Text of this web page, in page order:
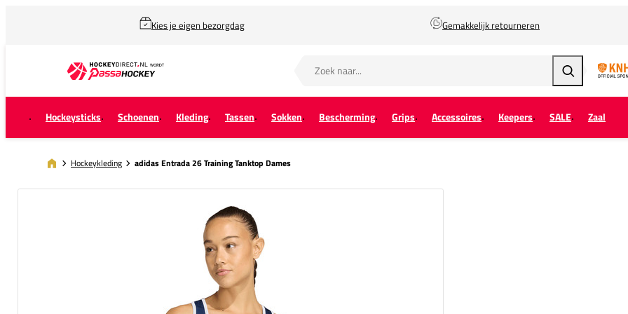
Kies je eigen bezorgdag Gemakkelijk retourneren
Zoeken
Hockeysticks Schoenen Kleding Tassen Sokken Bescherming Grips Accessoires Keepers SALE Zaal
Hockeykleding adidas Entrada 26 Training Tanktop Dames